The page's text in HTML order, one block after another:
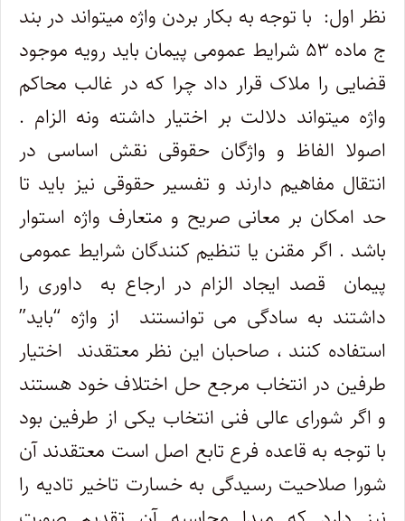
نظر اول: با توجه به بکار بردن واژه میتواند در بند
ج ماده ۵۳ شرایط عمومی پیمان باید رویه موجود
قضایی را ملاک قرار داد چرا که در غالب محاکم
واژه میتواند دلالت بر اختیار داشته ونه الزام .
اصولا الفاظ و واژگان حقوقی نقش اساسی در
انتقال مفاهیم دارند و تفسیر حقوقی نیز باید تا
حد امکان بر معانی صریح و متعارف واژه استوار
باشد . اگر مقنن یا تنظیم کنندگان شرایط عمومی
پیمان قصد ایجاد الزام در ارجاع به داوری را
داشتند به سادگی می توانستند از واژه “باید”
استفاده کنند ، صاحبان این نظر معتقدند اختیار
طرفین در انتخاب مرجع حل اختلاف خود هستند
و اگر شورای عالی فنی انتخاب یکی از طرفین بود
با توجه به قاعده فرع تابع اصل است معتقدند آن
شورا صلاحیت رسیدگی به خسارت تاخیر تادیه را